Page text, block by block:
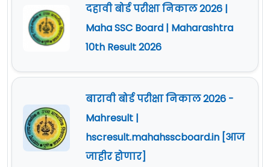
दहावी बोर्ड परीक्षा निकाल 2026 |
Maha SSC Board | Maharashtra
10th Result 2026
बारावी बोर्ड परीक्षा निकाल 2026 -
Mahresult |
hscresult.mahahsscboard.in [आज
जाहीर होणार]